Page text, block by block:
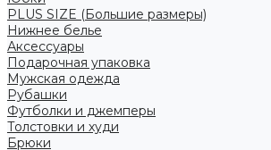
PLUS SIZE (Большие размеры)
Нижнее белье
Аксессуары
Подарочная упаковка
Мужская одежда
Рубашки
Футболки и джемперы
Толстовки и худи
Брюки